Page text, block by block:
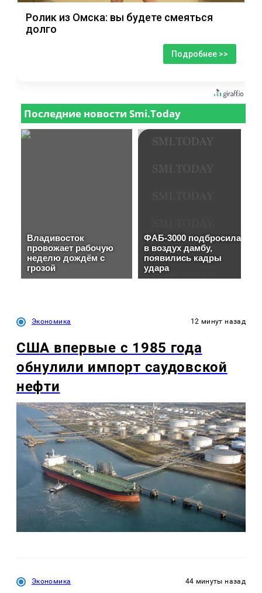
Ролик из Омска: вы будете смеяться
долго
Подробнее >>
Экономика 12 минут назад
США впервые с 1985 года
обнулили импорт саудовской
нефти
Экономика 44 минуты назад